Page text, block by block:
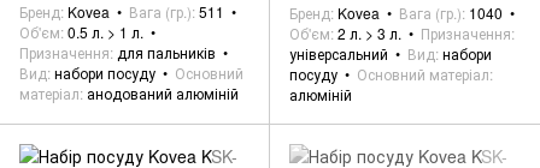
Бренд Kovea Вага (гр.) 511
Об'єм 0.5 л. > 1 л.
Призначення для пальників
Вид набори посуду
Основний
матеріал анодований алюміній
Бренд Kovea Вага (гр.) 1040
Об'єм 2 л. > 3 л.
Призначення
універсальний
Вид набори
посуду
Основний матеріал
алюміній